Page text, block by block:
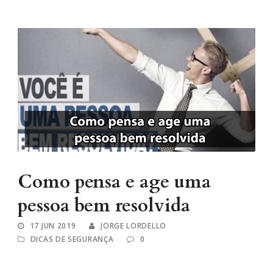
Como pensa e age uma
pessoa bem resolvida
17 JUN 2019
JORGE LORDELLO
DICAS DE SEGURANÇA
0